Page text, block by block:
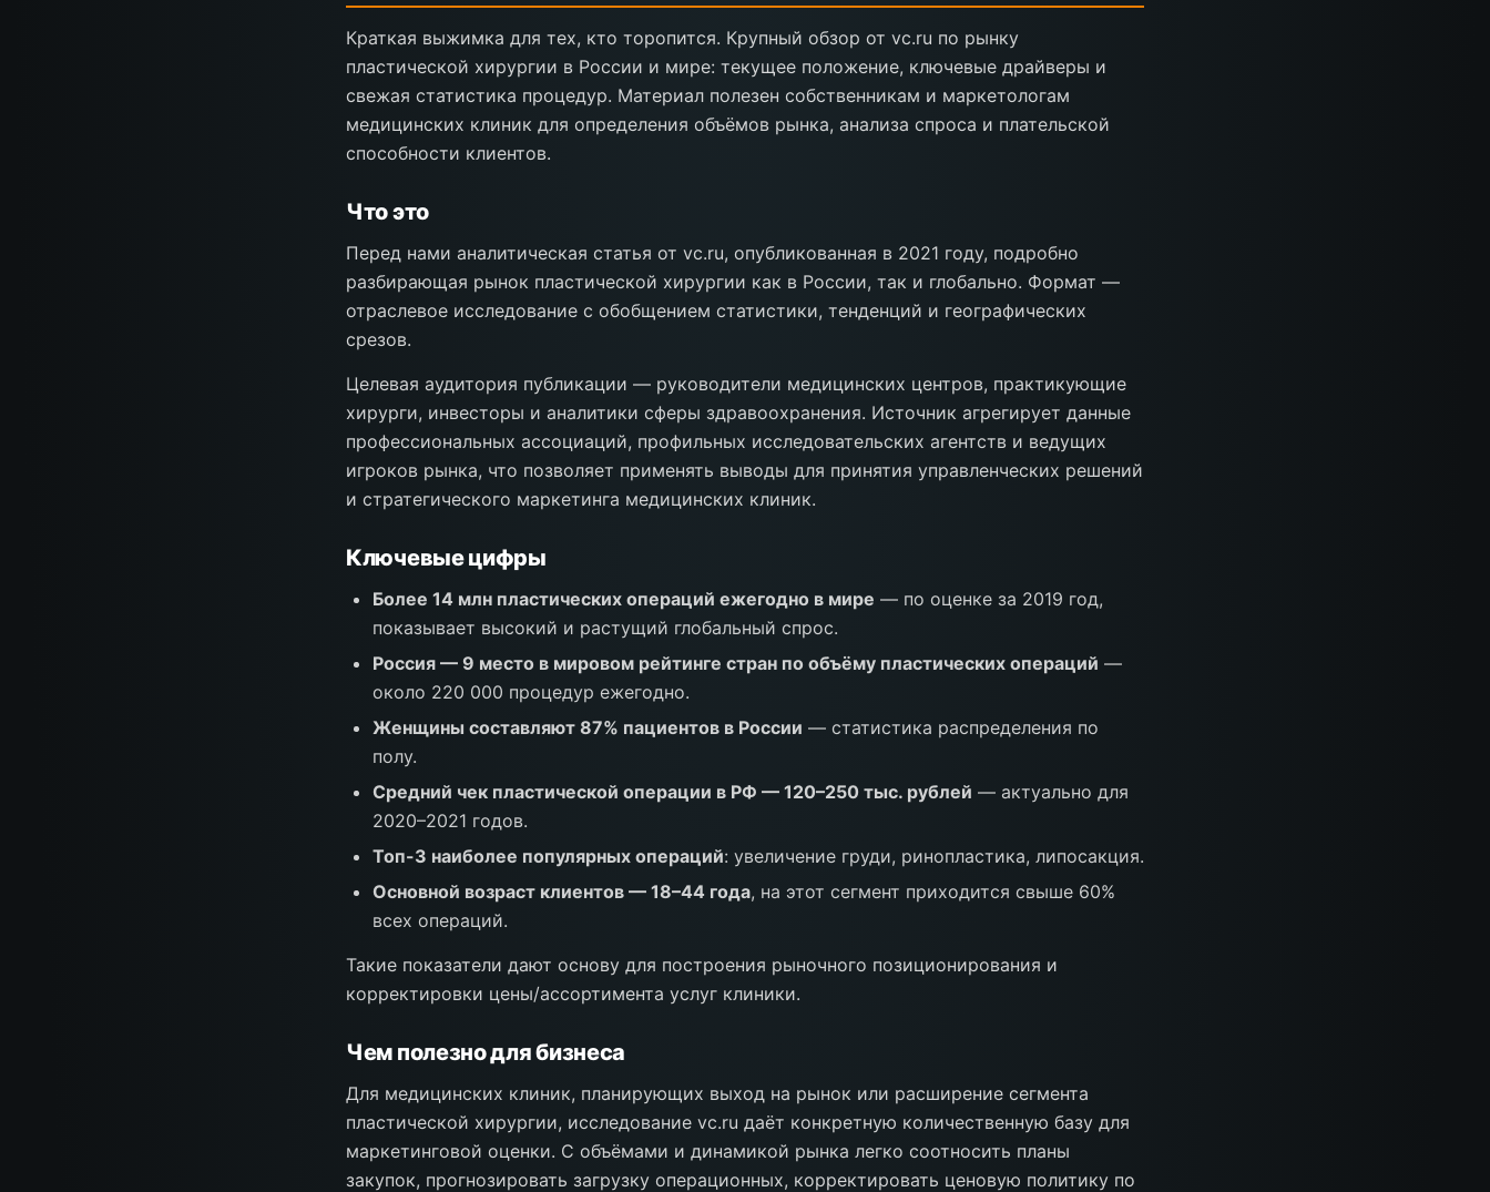
Краткая выжимка для тех, кто торопится. Крупный обзор от vc.ru по рынку
пластической хирургии в России и мире: текущее положение, ключевые драйверы и
свежая статистика процедур. Материал полезен собственникам и маркетологам
медицинских клиник для определения объёмов рынка, анализа спроса и плательской
способности клиентов.
Что это
Перед нами аналитическая статья от vc.ru, опубликованная в 2021 году, подробно
разбирающая рынок пластической хирургии как в России, так и глобально. Формат —
отраслевое исследование с обобщением статистики, тенденций и географических
срезов.
Целевая аудитория публикации — руководители медицинских центров, практикующие
хирурги, инвесторы и аналитики сферы здравоохранения. Источник агрегирует данные
профессиональных ассоциаций, профильных исследовательских агентств и ведущих
игроков рынка, что позволяет применять выводы для принятия управленческих решений
и стратегического маркетинга медицинских клиник.
Ключевые цифры
Более 14 млн пластических операций ежегодно в мире — по оценке за 2019 год,
показывает высокий и растущий глобальный спрос.
Россия — 9 место в мировом рейтинге стран по объёму пластических операций —
около 220 000 процедур ежегодно.
Женщины составляют 87% пациентов в России — статистика распределения по
полу.
Средний чек пластической операции в РФ — 120–250 тыс. рублей — актуально для
2020–2021 годов.
Топ-3 наиболее популярных операций: увеличение груди, ринопластика, липосакция.
Основной возраст клиентов — 18–44 года, на этот сегмент приходится свыше 60%
всех операций.
Такие показатели дают основу для построения рыночного позиционирования и
корректировки цены/ассортимента услуг клиники.
Чем полезно для бизнеса
Для медицинских клиник, планирующих выход на рынок или расширение сегмента
пластической хирургии, исследование vc.ru даёт конкретную количественную базу для
маркетинговой оценки. С объёмами и динамикой рынка легко соотносить планы
закупок, прогнозировать загрузку операционных, корректировать ценовую политику по